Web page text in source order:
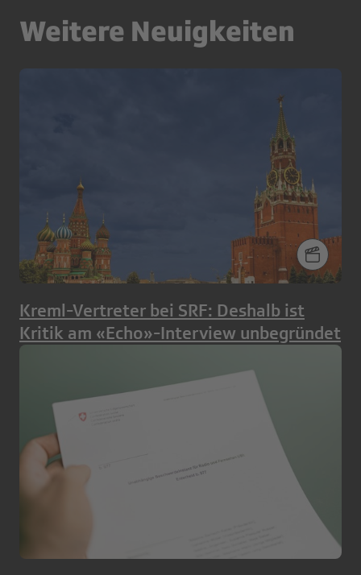
Weitere Neuigkeiten
Kreml-Vertreter bei SRF: Deshalb ist
Kritik am «Echo»-Interview unbegründet